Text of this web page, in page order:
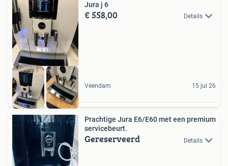
Jura j 6
€ 558,00 Details
Veendam 15 jul 26
Prachtige Jura E6/E60 met een premium
servicebeurt.
Gereserveerd Details